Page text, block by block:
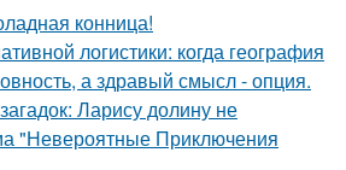
конница!
логистики: когда география
а здравый смысл - опция.
Ларису долину не
"Невероятные Приключения